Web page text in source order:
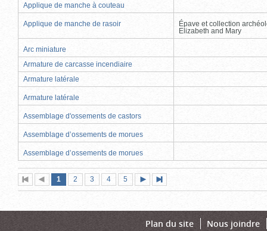
Applique de manche à couteau
Applique de manche de rasoir
Épave et collection
Elizabeth and Mary
Arc miniature
Armature de carcasse incendiaire
Armature latérale
Armature latérale
Assemblage d'ossements de castors
Assemblage d’ossements de morues
Assemblage d’ossements de morues
Première
page
Page
précédente
Page
1 (page
actuelle)
Page
2 Page
3 Page
4 Page
5
suivante
page
Plan du site Nous joindre